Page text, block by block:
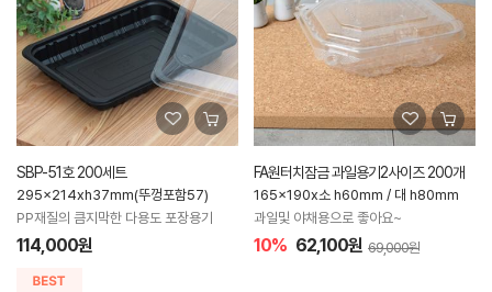
SBP-51호 200세트
295x214xh37mm(뚜껑포함57)
PP재질의 큼지막한 다용도 포장용기
114,000원
FA원터치잠금 과일용기2사이즈 200개
165x190x소 h60mm / 대 h80mm
과일및 야채용으로 좋아요~
10% 62,100원 69,000원